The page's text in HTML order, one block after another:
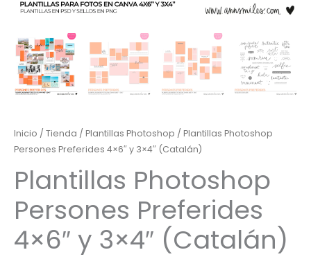
Inicio / Tienda / Plantillas Photoshop / Plantillas Photoshop
Persones Preferides 4×6″ y 3×4″ (Catalán)
Plantillas Photoshop
Persones Preferides
4×6″ y 3×4″ (Catalán)